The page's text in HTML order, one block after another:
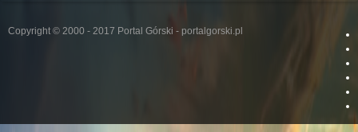
Copyright © 2000 - 2017 Portal Górski - portalgorski.pl